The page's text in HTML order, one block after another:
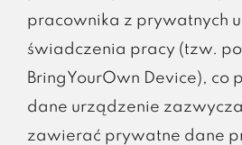
pracownika z prywatnych
świadczenia pracy (tzw.
BringYourOwn Device), co
dane urządzenie
zawierać prywatne dane